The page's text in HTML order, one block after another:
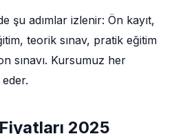
şu adımlar izlenir: Ön kayıt,
teorik sınav, pratik eğitim
sınavı. Kursumuz her
2025